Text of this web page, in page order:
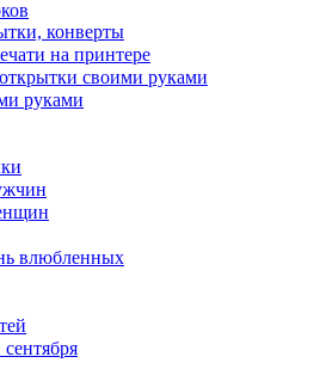
конверты
на принтере
своими руками
руками
влюбленных